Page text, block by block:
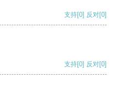
支持[0] 反对[0]
支持[0] 反对[0]